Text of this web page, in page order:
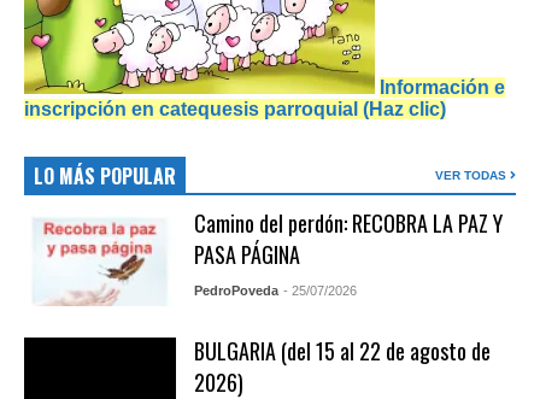
Información e
inscripción en catequesis parroquial (Haz clic)
LO MÁS POPULAR VER TODAS
Camino del perdón: RECOBRA LA PAZ Y
PASA PÁGINA
PedroPoveda - 25/07/2026
BULGARIA (del 15 al 22 de agosto de
2026)